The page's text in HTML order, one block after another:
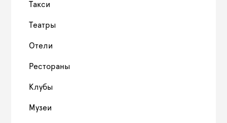
Такси
Театры
Отели
Рестораны
Клубы
Музеи